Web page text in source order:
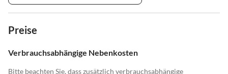
Preise
Verbrauchsabhängige Nebenkosten
Bitte beachten Sie, dass zusätzlich verbrauchsabhängige